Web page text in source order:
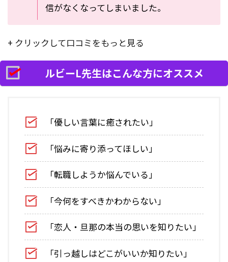
信がなくなってしまいました。
+ クリックして口コミをもっと見る
ルビーL先生はこんな方にオススメ
「優しい言葉に癒されたい」
「悩みに寄り添ってほしい」
「転職しようか悩んでいる」
「今何をすべきかわからない」
「恋人・旦那の本当の思いを知りたい」
「引っ越しはどこがいいか知りたい」